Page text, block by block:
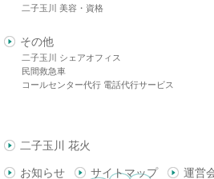
二子玉川 美容・資格
その他
二子玉川 シェアオフィス
民間救急車
コールセンター代行 電話代行サービス
二子玉川 花火
お知らせ サイトマップ 運営